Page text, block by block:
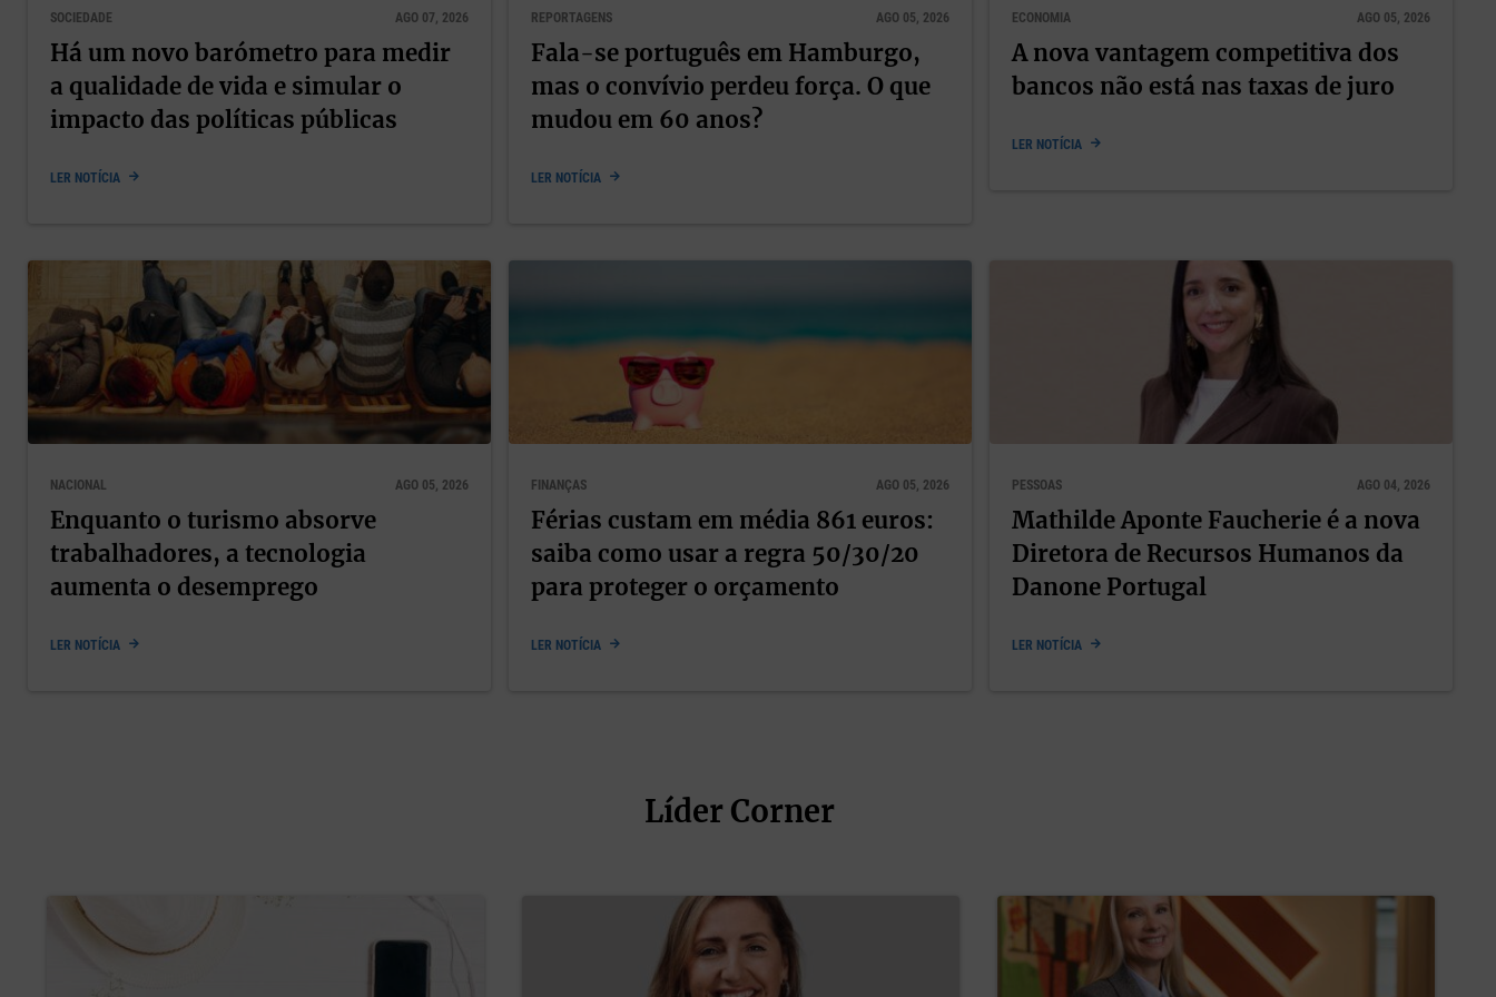
SOCIEDADE AGO 07, 2026
Há um novo barómetro para medir
a qualidade de vida e simular o
impacto das políticas públicas
LER NOTÍCIA
REPORTAGENS AGO 05, 2026
Fala-se português em Hamburgo,
mas o convívio perdeu força. O que
mudou em 60 anos?
LER NOTÍCIA
ECONOMIA AGO 05, 2026
A nova vantagem competitiva dos
bancos não está nas taxas de juro
LER NOTÍCIA
NACIONAL AGO 05, 2026
Enquanto o turismo absorve
trabalhadores, a tecnologia
aumenta o desemprego
LER NOTÍCIA
FINANÇAS AGO 05, 2026
Férias custam em média 861 euros:
saiba como usar a regra 50/30/20
para proteger o orçamento
LER NOTÍCIA
PESSOAS AGO 04, 2026
Mathilde Aponte Faucherie é a nova
Diretora de Recursos Humanos da
Danone Portugal
LER NOTÍCIA
Líder Corner